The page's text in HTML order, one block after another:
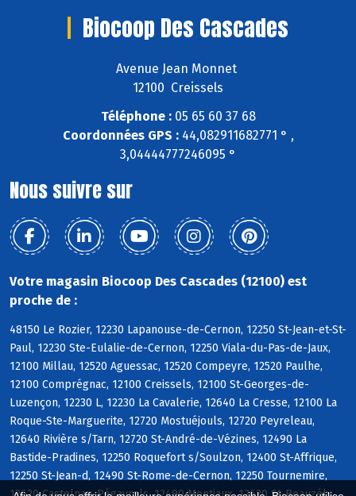
Biocoop Des Cascades
Avenue Jean Monnet
12100 Creissels
Téléphone :05 65 60 37 68
Coordonnées GPS :44,082911682771 ° ,
3,04444777246095 °
Nous suivre sur
Votre magasin Biocoop Des Cascades (12100) est
proche de :
48150 Le Rozier, 12230 Lapanouse-de-Cernon, 12250 St-Jean-et-St-
Paul, 12230 Ste-Eulalie-de-Cernon, 12250 Viala-du-Pas-de-Jaux,
12100 Millau, 12520 Aguessac, 12520 Compeyre, 12520 Paulhe,
12100 Comprégnac, 12100 Creissels, 12100 St-Georges-de-
Luzençon, 12230 L, 12230 La Cavalerie, 12640 La Cresse, 12100 La
Roque-Ste-Marguerite, 12720 Mostuéjouls, 12720 Peyreleau,
12640 Rivière s/Tarn, 12720 St-André-de-Vézines, 12490 La
Bastide-Pradines, 12250 Roquefort s/Soulzon, 12400 St-Affrique,
12250 St-Jean-d, 12490 St-Rome-de-Cernon, 12250 Tournemire,